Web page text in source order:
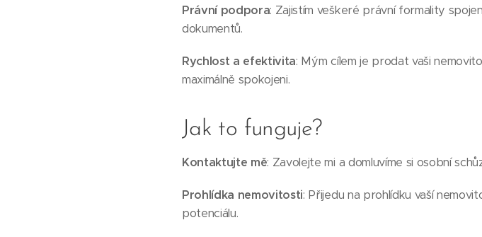
Právní podpora: Zajistím veškeré právní formality
dokumentů.
Rychlost a efektivita: Mým cílem je prodat vaši
maximálně spokojeni.
Jak to funguje?
Kontaktujte mě: Zavolejte mi a domluvíme si osobní
Prohlídka nemovitosti: Přijedu na prohlídku vaší
potenciálu.